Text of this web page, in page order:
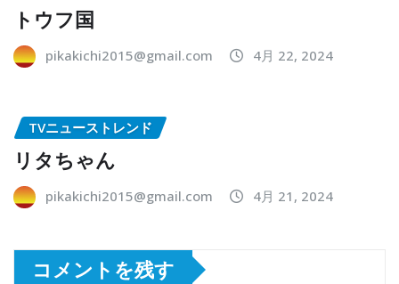
トウフ国
pikakichi2015@gmail.com 4月 22, 2024
TVニューストレンド
リタちゃん
pikakichi2015@gmail.com 4月 21, 2024
コメントを残す